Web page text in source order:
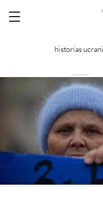
historias